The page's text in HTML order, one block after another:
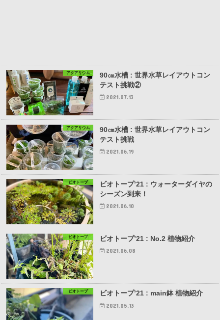
アクアリウム
90㎝水槽 : 世界水草レイアウトコン
テスト挑戦②
2021.07.13
アクアリウム
90㎝水槽 : 世界水草レイアウトコン
テスト挑戦
2021.06.19
ビオトープ
ビオトープ’21 : ウォーターダイヤの
シーズン到来！
2021.06.10
ビオトープ ビオトープ’21 : No.2 植物紹介
2021.06.08
ビオトープ ビオトープ’21 : main鉢 植物紹介
2021.05.13